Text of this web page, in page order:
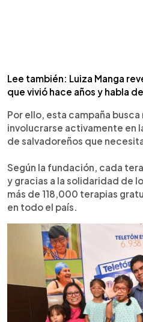
Lee también: Luiza Manga
que vivió hace años y habla
Por ello, esta campaña busca
involucrarse activamente en
de salvadoreños que
Según la fundación, cada
y gracias a la solidaridad de
más de 118,000 terapias
en todo el país.